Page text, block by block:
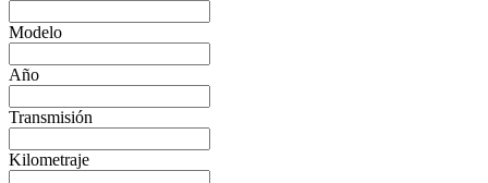
Modelo
Año
Transmisión
Kilometraje